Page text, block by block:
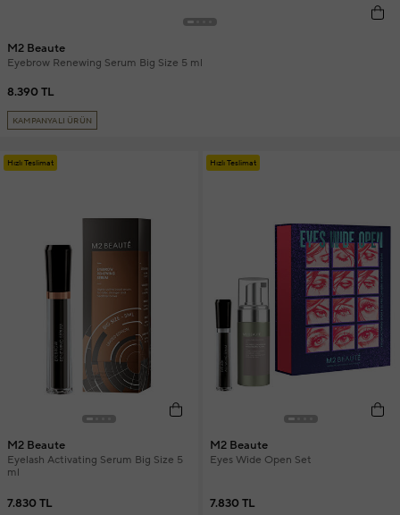
M2 Beaute
Eyebrow Renewing Serum Big Size 5 ml
8.390 TL
KAMPANYALI ÜRÜN
Hızlı Teslimat
M2 Beaute
Eyelash Activating Serum Big Size 5
ml
7.830 TL
Hızlı Teslimat
M2 Beaute
Eyes Wide Open Set
7.830 TL